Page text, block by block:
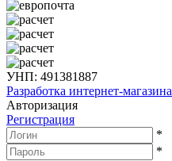
УНП: 491381887
Разработка интернет-магазина
Авторизация
Регистрация
*
*